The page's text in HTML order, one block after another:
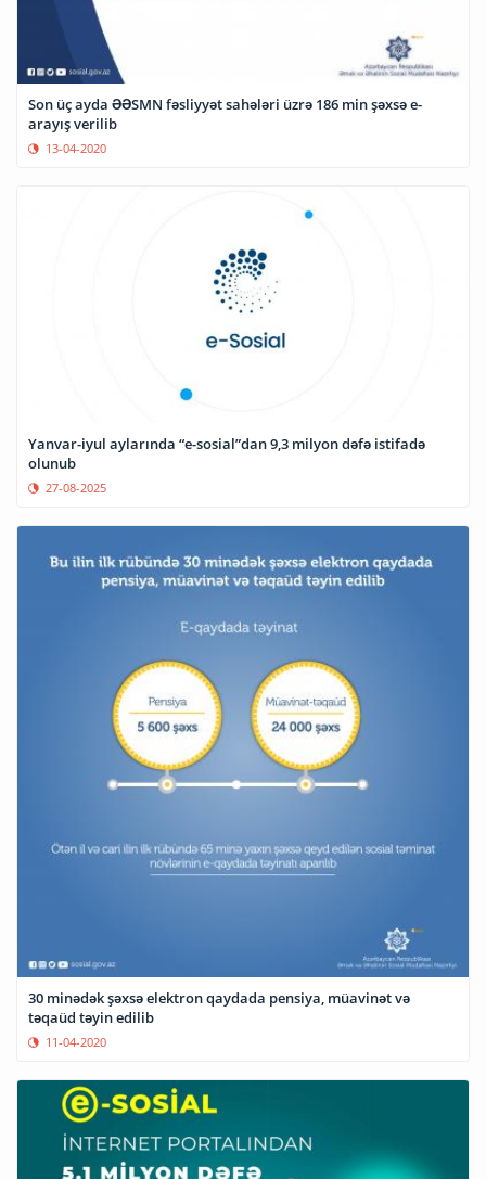
Son üç ayda ƏƏSMN fəsliyyət sahələri üzrə 186 min şəxsə e-
arayış verilib
13-04-2020
Yanvar-iyul aylarında “e-sosial”dan 9,3 milyon dəfə istifadə
olunub
27-08-2025
30 minədək şəxsə elektron qaydada pensiya, müavinət və
təqaüd təyin edilib
11-04-2020